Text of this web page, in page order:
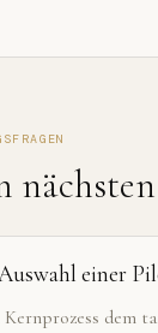
einer
dem